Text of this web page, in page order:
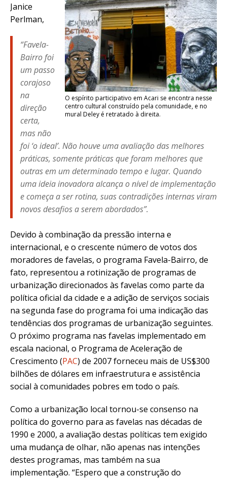
O espírito participativo em Acari se encontra nesse
centro cultural construído pela comunidade, e no
mural Deley é retratado à direita.
Janice
Perlman,
“Favela-
Bairro foi
um passo
corajoso
na
direção
certa,
mas não
foi ‘o ideal’. Não houve uma avaliação das melhores
práticas, somente práticas que foram melhores que
outras em um determinado tempo e lugar. Quando
uma ideia inovadora alcança o nível de implementação
e começa a ser rotina, suas contradições internas viram
novos desafios a serem abordados”.
Devido à combinação da pressão interna e
internacional, e o crescente número de votos dos
moradores de favelas, o programa Favela-Bairro, de
fato, representou a rotinização de programas de
urbanização direcionados às favelas como parte da
política oficial da cidade e a adição de serviços sociais
na segunda fase do programa foi uma indicação das
tendências dos programas de urbanização seguintes.
O próximo programa nas favelas implementado em
escala nacional, o Programa de Aceleração de
Crescimento (PAC) de 2007 forneceu mais de US$300
bilhões de dólares em infraestrutura e assistência
social à comunidades pobres em todo o país.
Como a urbanização local tornou-se consenso na
política do governo para as favelas nas décadas de
1990 e 2000, a avaliação destas políticas tem exigido
uma mudança de olhar, não apenas nas intenções
destes programas, mas também na sua
implementação. “Espero que a construção do